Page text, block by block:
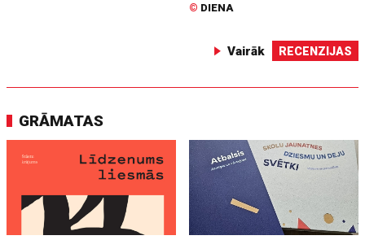
© DIENA
Vairāk RECENZIJAS
GRĀMATAS